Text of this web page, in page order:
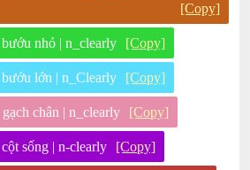
[Copy]
nhỏ | n_clearly [Copy]
lớn | n_Clearly [Copy]
chân | n_clearly [Copy]
sống | n-clearly [Copy]